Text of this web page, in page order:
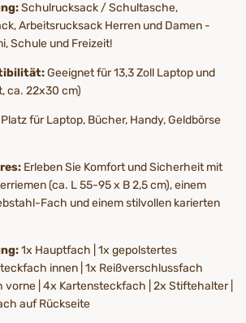
Schulrucksack / Schultasche,
Arbeitsrucksack Herren und Damen -
Schule und Freizeit!
Geeignet für 13,3 Zoll Laptop und
ca. 22x30 cm)
Platz für Laptop, Bücher, Handy, Geldbörse
Erleben Sie Komfort und Sicherheit mit
(ca. L 55-95 x B 2,5 cm), einem
Fach und einem stilvollen karierten
1x Hauptfach | 1x gepolstertes
innen | 1x Reißverschlussfach
vorne | 4x Kartensteckfach | 2x Stiftehalter |
auf Rückseite